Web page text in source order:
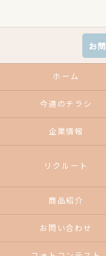
お
ホーム
今週のチラシ
企業情報
リクルート
商品紹介
お問い合わせ